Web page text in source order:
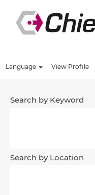
Language View Profile
Search by Keyword
Search by Location